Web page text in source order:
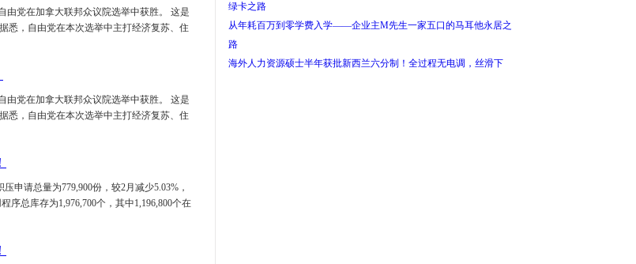
由党在加拿大联邦众议院选举中获胜。 这是
悉，自由党在本次选举中主打经济复苏、住
由党在加拿大联邦众议院选举中获胜。 这是
悉，自由党在本次选举中主打经济复苏、住
申请总量为779,900份，较2月减少5.03%，
序总库存为1,976,700个，其中1,196,800个在
绿卡之路
从年耗百万到零学费入学——企业主M先生一家五口的马耳他永居之
路
海外人力资源硕士半年获批新西兰六分制！全过程无电调，丝滑下